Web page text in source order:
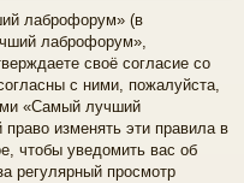
лаброфорум» (в
лаброфорум»,
своё согласие со
с ними, пожалуйста,
«Самый лучший
изменять эти правила в
чтобы уведомить вас об
регулярный просмотр